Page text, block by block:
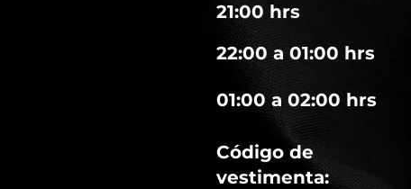
21:00 hrs
22:00 a 01:00 hrs
01:00 a 02:00 hrs
Código de
vestimenta: